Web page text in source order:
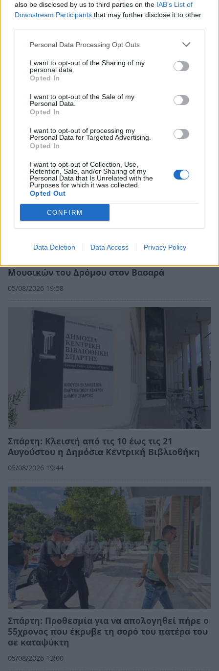
also be disclosed by us to third parties on the IAB’s List of
Downstream Participants that may further disclose it to other
Personal Data Processing Opt Outs
I want to opt-out of the Sharing of my
personal data.
Opted In
I want to opt-out of the Sale of my
Personal Data.
Opted In
I want to opt-out of processing my
Personal Data for Targeted Advertising.
Opted In
I want to opt-out of Collection, Use,
Retention, Sale, and/or Sharing of my
Personal Data that Is Unrelated with the
Purposes for which it was collected.
Opted Out
CONFIRM
Data Deletion Data Access Privacy Policy
Σχετικά Άρθρα
Μουσικών του Δρόμου στον Βασαρά
05/08/2026 19:58
Σπάρτη: Κλειστή από τις 10 έως τις 21
Αυγούστου η Δημόσια Κεντρική Βιβλιοθήκη
05/08/2026 19:44
Σπάρτη: Προθεσμία για να απολογηθεί πήρε ο
55χρονος που έκρυβε τη σορό του πατέρα του
σε καταψύκτη
05/08/2026 13:00